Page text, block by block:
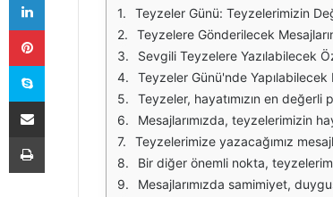
Teyzeler Günü: Teyzelerimizin
Teyzelere Gönderilecek
Sevgili Teyzelere Yazılabilecek
Teyzeler Günü'nde
Teyzeler, hayatımızın en değerli parçalarından biridir. Onların sevgisi ve destekleri, birçok anımızı daha anlamlı kılar.
Mesajlarımızda, teyzelerimizin hayatımızdaki yerini vurgulamak ve onlara olan sevgimizi ifade etmek önemlidir. Birçok kişi için teyzeler,
Teyzelerimize yazacağımız mesajlarda, onlarla paylaştığımız özel anılara atıfta bulunabiliriz. Geçmişteki
Bir diğer önemli nokta, teyzelerimize duyduğumuz minnettarlığı ifade etmektir. Onların sevgisi, desteği ve
Mesajlarımızda samimiyet, duygusallık ve sevgi dolu bir dil kullanmak, teyzelerimize olan hislerimizi en iyi şekilde ifade
Pinterest
Skype
E-Posta ile paylaş